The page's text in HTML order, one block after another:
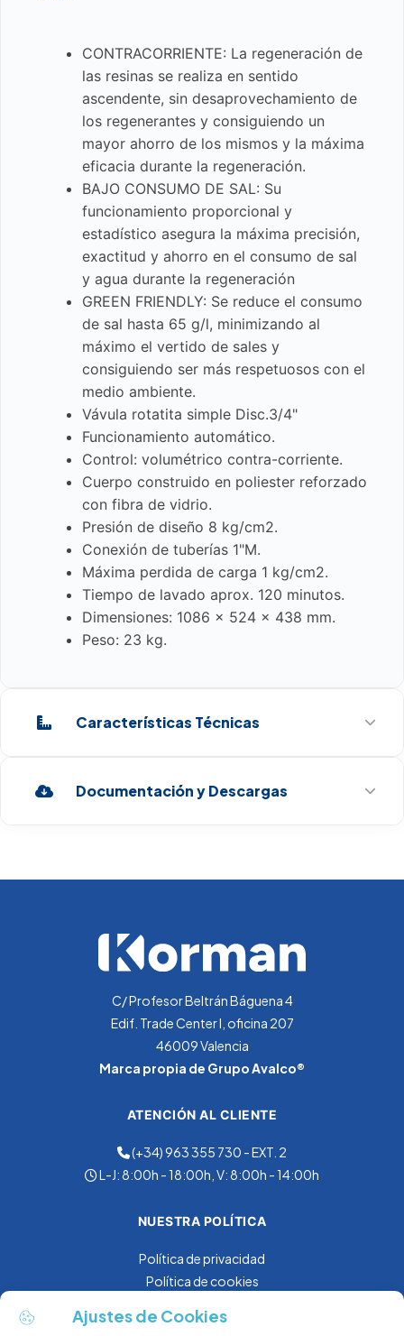
Ajustes de Cookies
CONTRACORRIENTE: La regeneración de
las resinas se realiza en sentido
ascendente, sin desaprovechamiento de
los regenerantes y consiguiendo un
mayor ahorro de los mismos y la máxima
eficacia durante la regeneración.
BAJO CONSUMO DE SAL: Su
funcionamiento proporcional y
estadístico asegura la máxima precisión,
exactitud y ahorro en el consumo de sal
y agua durante la regeneración
GREEN FRIENDLY: Se reduce el consumo
de sal hasta 65 g/l, minimizando al
máximo el vertido de sales y
consiguiendo ser más respetuosos con el
medio ambiente.
Vávula rotatita simple Disc.3/4"
Funcionamiento automático.
Control: volumétrico contra-corriente.
Cuerpo construido en poliester reforzado
con fibra de vidrio.
Presión de diseño 8 kg/cm2.
Conexión de tuberías 1"M.
Máxima perdida de carga 1 kg/cm2.
Tiempo de lavado aprox. 120 minutos.
Dimensiones: 1086 x 524 x 438 mm.
Peso: 23 kg.
Características Técnicas
CONEXIÓN TUBERÍA
2.3 Q.MAX.CAUDAL.M3/H
DIMENSIONES
TIPO (CRONOMÉTRICO/VOLUMÉTRICO)
Documentación y Descargas
C/ Profesor Beltrán Báguena 4
Edif. Trade Center I, oficina 207
46009 Valencia
Marca propia de Grupo Avalco®
ATENCIÓN AL CLIENTE
(+34) 963 355 730 - EXT. 2
L-J: 8:00h - 18:00h, V: 8:00h - 14:00h
NUESTRA POLÍTICA
Política de privacidad
Política de cookies